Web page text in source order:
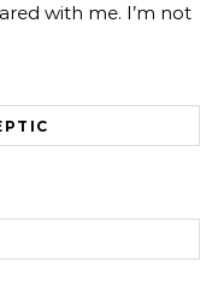
with me. I’m not